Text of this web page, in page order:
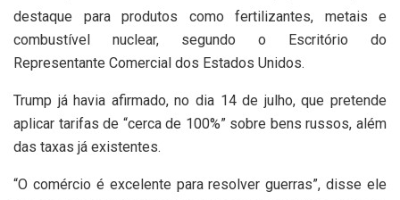
destaque para produtos como fertilizantes, metais e
combustível nuclear, segundo o Escritório do
Representante Comercial dos Estados Unidos.
Trump já havia afirmado, no dia 14 de julho, que pretende
aplicar tarifas de “cerca de 100%” sobre bens russos, além
das taxas já existentes.
“O comércio é excelente para resolver guerras”, disse ele